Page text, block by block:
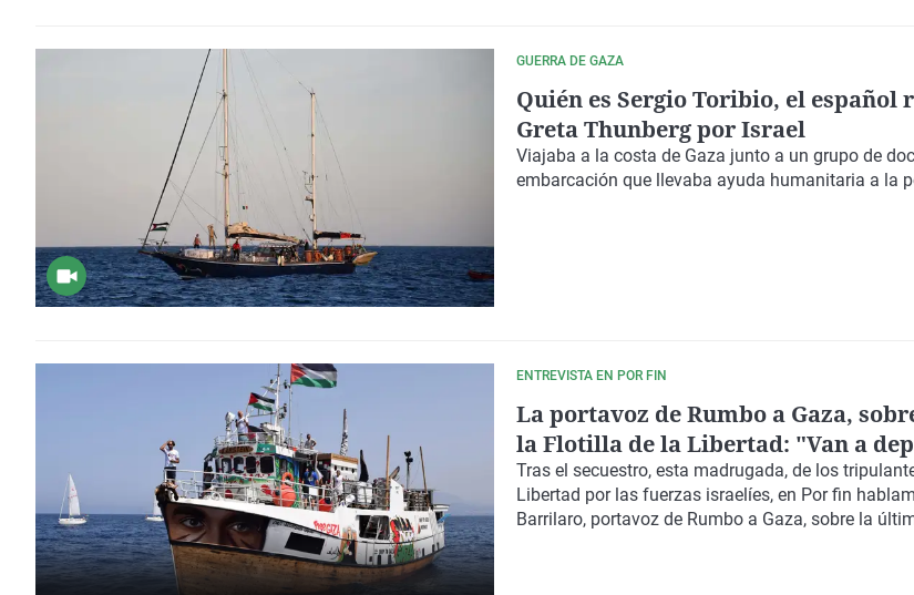
GUERRA DE GAZA
Quién es Sergio Toribio, el español
Greta Thunberg por Israel
Viajaba a la costa de Gaza junto a un grupo de
embarcación que llevaba ayuda humanitaria a la
ENTREVISTA EN POR FIN
La portavoz de Rumbo a Gaza,
la Flotilla de la Libertad: "Van a
inmediatamente, a Israel no le
Tras el secuestro, esta madrugada, de los
Libertad por las fuerzas israelíes, en Por fin
Barrilaro, portavoz de Rumbo a Gaza, sobre la